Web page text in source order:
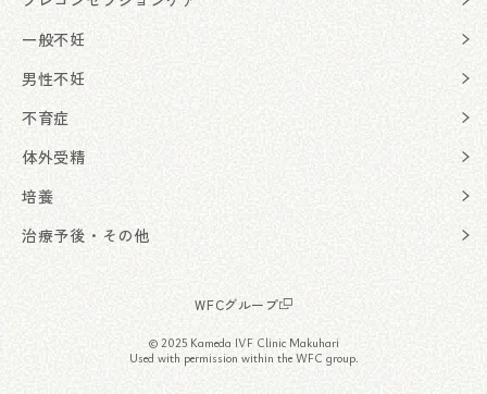
一般不妊
男性不妊
不育症
体外受精
培養
治療予後・その他
WFCグループ
© 2025 Kameda IVF Clinic Makuhari
Used with permission within the WFC group.